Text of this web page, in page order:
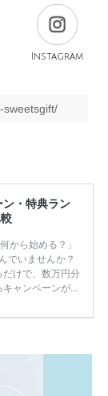
Instagram
sweetsgift/
・特典ラン
から始める？」
でいませんか？
けで、数万円分
ャンペーンがあ
まうことも……。
といった疑問も